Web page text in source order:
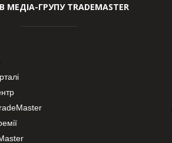
МЕДІА-ГРУПУ TRADEMASTER